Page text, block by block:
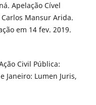
Apelação Cível
Mansur Arida.
em 14 fev. 2019.
Civil Pública:
Janeiro: Lumen Juris,